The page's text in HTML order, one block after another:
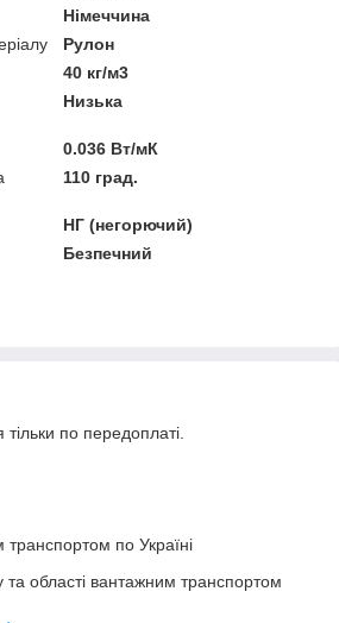
Німеччина
Рулон
40 кг/м3
Низька
0.036 Вт/мК
110 град.
НГ (негорючий)
Безпечний
по передоплаті.
транспортом по Україні
та області вантажним транспортом